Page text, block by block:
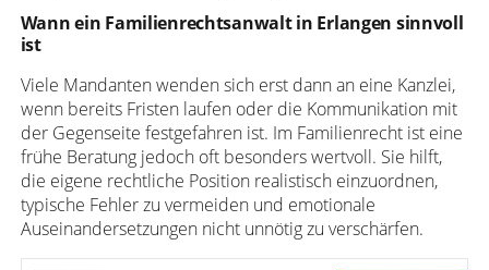
Wann ein Familienrechtsanwalt in Erlangen sinnvoll
ist
Viele Mandanten wenden sich erst dann an eine Kanzlei,
wenn bereits Fristen laufen oder die Kommunikation mit
der Gegenseite festgefahren ist. Im Familienrecht ist eine
frühe Beratung jedoch oft besonders wertvoll. Sie hilft,
die eigene rechtliche Position realistisch einzuordnen,
typische Fehler zu vermeiden und emotionale
Auseinandersetzungen nicht unnötig zu verschärfen.